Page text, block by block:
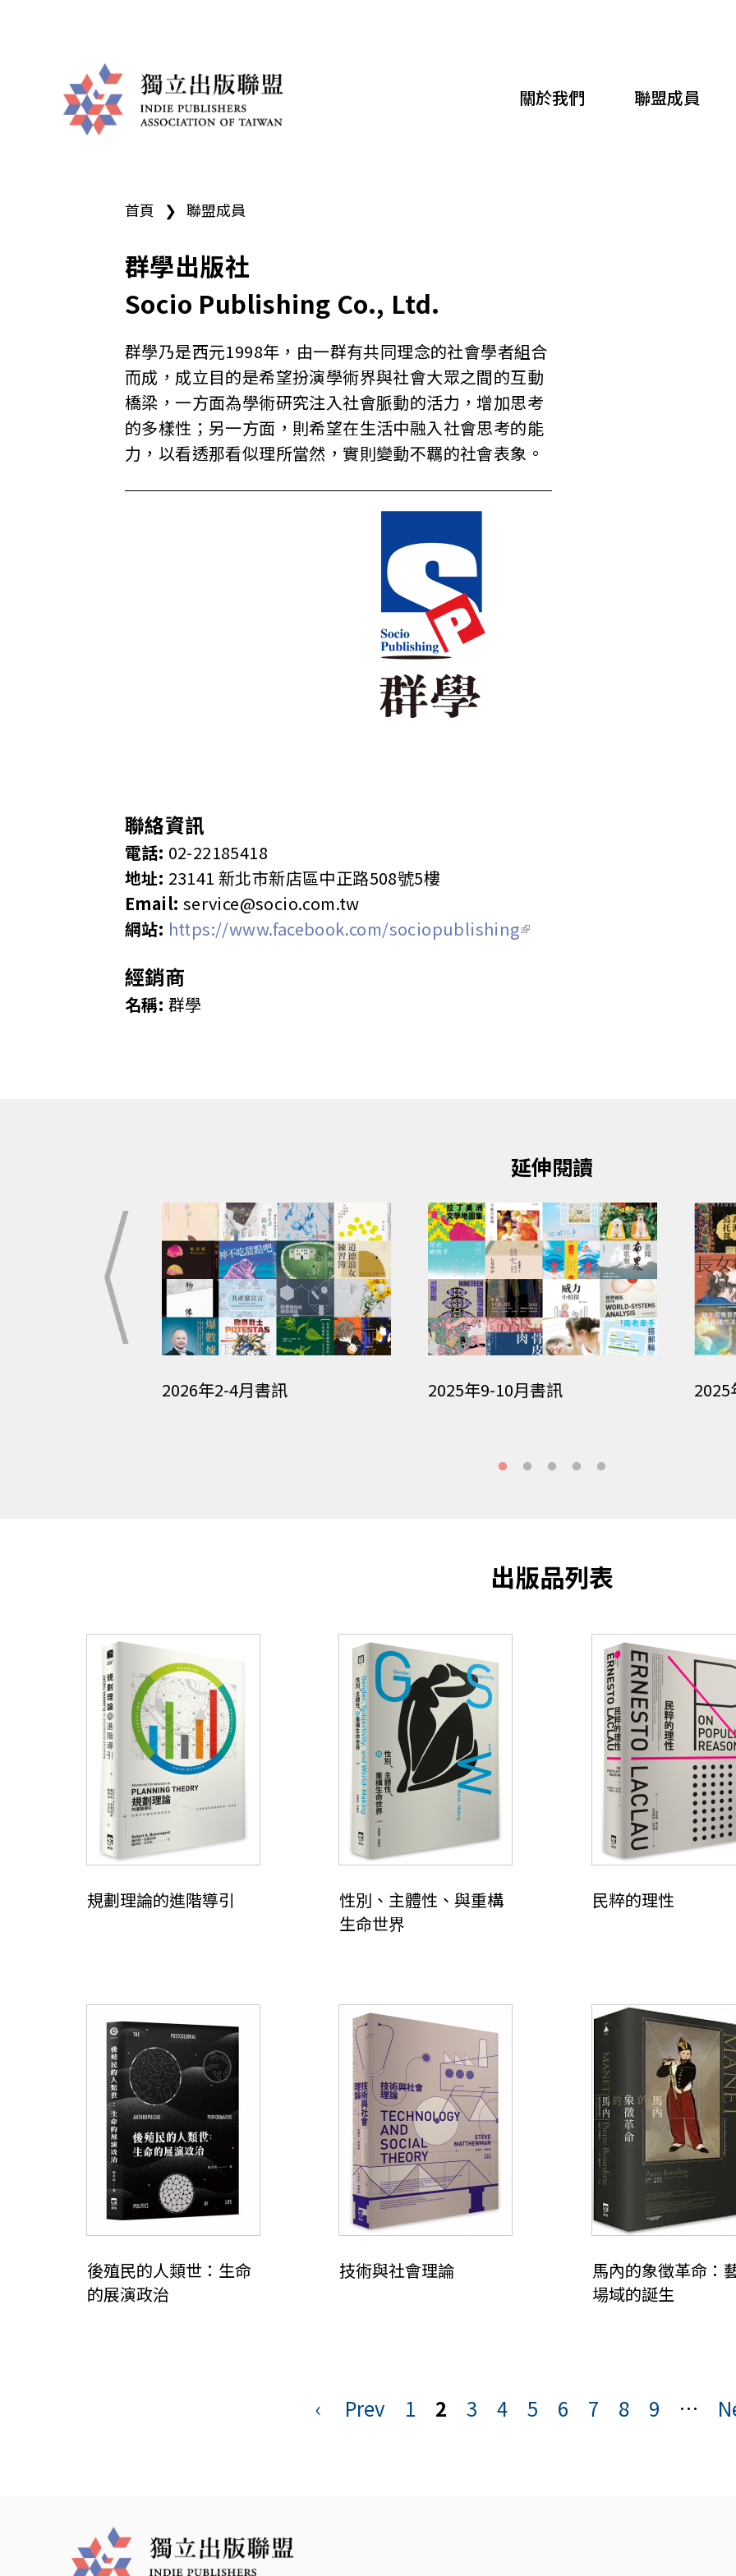
關於我們 聯盟成員
首頁 ❯ 聯盟成員
群學出版社
Socio Publishing Co., Ltd.
群學乃是西元1998年，由一群有共同理念的社會學者組合
而成，成立目的是希望扮演學術界與社會大眾之間的互動
橋梁，一方面為學術研究注入社會脈動的活力，增加思考
的多樣性；另一方面，則希望在生活中融入社會思考的能
力，以看透那看似理所當然，實則變動不羈的社會表象。
聯絡資訊
電話: 02-22185418
地址: 23141 新北市新店區中正路508號5樓
Email: service@socio.com.tw
網站: https://www.facebook.com/sociopublishing
經銷商
名稱: 群學
延伸閱讀
2026年2-4月書訊 2025年9-10月書訊 2025
出版品列表
規劃理論的進階導引
性別、主體性、與重構
生命世界
民粹的理性
後殖民的人類世：生命
的展演政治
技術與社會理論
馬內的象徵革命：
場域的誕生
‹ Prev 1 2 3 4 5 6 7 8 9 …